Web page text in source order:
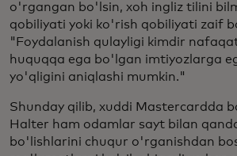
o'rgangan bo'lsin, xoh ingliz tilini
qobiliyati yoki ko'rish qobiliyati zaif
"Foydalanish qulayligi kimdir
huquqqa ega bo'lgan imtiyozlarga
yo'qligini aniqlashi mumkin."
Shunday qilib, xuddi Mastercardda
Halter ham odamlar sayt bilan
bo'lishlarini chuqur o'rganishdan